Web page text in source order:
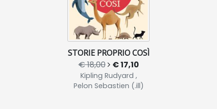
STORIE PROPRIO COSÌ
€ 18,00 € 17,10
Kipling Rudyard ,
Pelon Sebastien (.ill)